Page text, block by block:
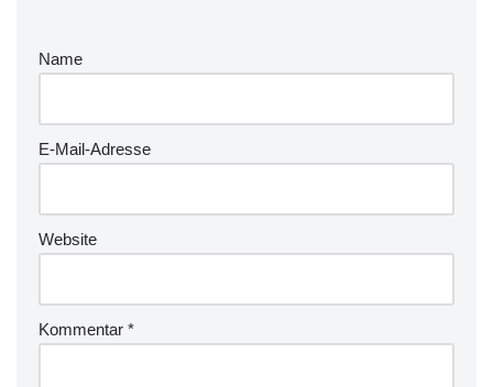
Name
E-Mail-Adresse
Website
Kommentar *